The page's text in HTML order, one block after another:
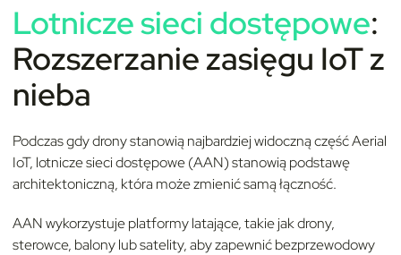
Lotnicze sieci dostępowe:
Rozszerzanie zasięgu IoT z
nieba
Podczas gdy drony stanowią najbardziej widoczną część Aerial
IoT, lotnicze sieci dostępowe (AAN) stanowią podstawę
architektoniczną, która może zmienić samą łączność.
AAN wykorzystuje platformy latające, takie jak drony,
sterowce, balony lub satelity, aby zapewnić bezprzewodowy